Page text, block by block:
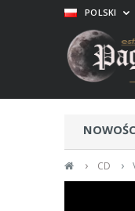
› CD ›
POLSKI